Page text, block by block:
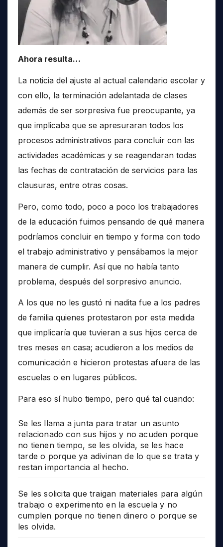
Ahora resulta…
La noticia del ajuste al actual calendario escolar y
con ello, la terminación adelantada de clases
además de ser sorpresiva fue preocupante, ya
que implicaba que se apresuraran todos los
procesos administrativos para concluir con las
actividades académicas y se reagendaran todas
las fechas de contratación de servicios para las
clausuras, entre otras cosas.
Pero, como todo, poco a poco los trabajadores
de la educación fuimos pensando de qué manera
podríamos concluir en tiempo y forma con todo
el trabajo administrativo y pensábamos la mejor
manera de cumplir. Así que no había tanto
problema, después del sorpresivo anuncio.
A los que no les gustó ni nadita fue a los padres
de familia quienes protestaron por esta medida
que implicaría que tuvieran a sus hijos cerca de
tres meses en casa; acudieron a los medios de
comunicación e hicieron protestas afuera de las
escuelas o en lugares públicos.
Para eso sí hubo tiempo, pero qué tal cuando:
Se les llama a junta para tratar un asunto
relacionado con sus hijos y no acuden porque
no tienen tiempo, se les olvida, se les hace
tarde o porque ya adivinan de lo que se trata y
restan importancia al hecho.
Se les solicita que traigan materiales para algún
trabajo o experimento en la escuela y no
cumplen porque no tienen dinero o porque se
les olvida.